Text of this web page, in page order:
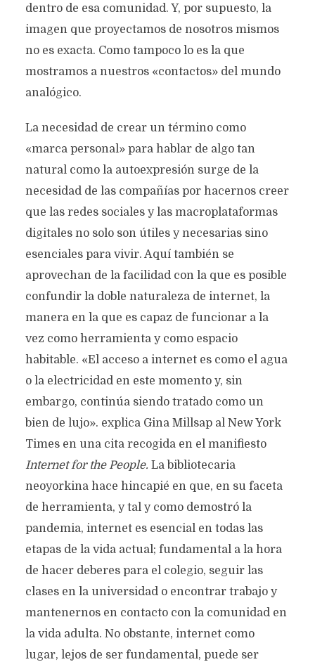
dentro de esa comunidad. Y, por supuesto, la
imagen que proyectamos de nosotros mismos
no es exacta. Como tampoco lo es la que
mostramos a nuestros «contactos» del mundo
analógico.
La necesidad de crear un término como
«marca personal» para hablar de algo tan
natural como la autoexpresión surge de la
necesidad de las compañías por hacernos creer
que las redes sociales y las macroplataformas
digitales no solo son útiles y necesarias sino
esenciales para vivir. Aquí también se
aprovechan de la facilidad con la que es posible
confundir la doble naturaleza de internet, la
manera en la que es capaz de funcionar a la
vez como herramienta y como espacio
habitable. «El acceso a internet es como el agua
o la electricidad en este momento y, sin
embargo, continúa siendo tratado como un
bien de lujo». explica Gina Millsap al New York
Times en una cita recogida en el manifiesto
Internet for the People. La bibliotecaria
neoyorkina hace hincapié en que, en su faceta
de herramienta, y tal y como demostró la
pandemia, internet es esencial en todas las
etapas de la vida actual; fundamental a la hora
de hacer deberes para el colegio, seguir las
clases en la universidad o encontrar trabajo y
mantenernos en contacto con la comunidad en
la vida adulta. No obstante, internet como
lugar, lejos de ser fundamental, puede ser